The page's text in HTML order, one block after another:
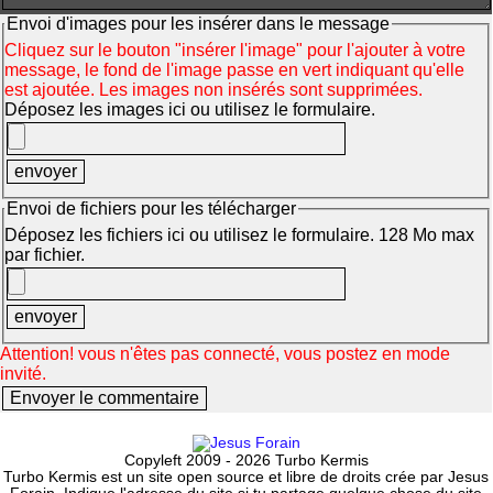
Envoi d'images pour les insérer dans le message
Cliquez sur le bouton "insérer l'image" pour l'ajouter à votre
message, le fond de l'image passe en vert indiquant qu'elle
est ajoutée. Les images non insérés sont supprimées.
Déposez les images ici ou utilisez le formulaire.
Envoi de fichiers pour les télécharger
Déposez les fichiers ici ou utilisez le formulaire. 128 Mo max
par fichier.
Attention! vous n'êtes pas connecté, vous postez en mode
invité.
Copyleft 2009 - 2026 Turbo Kermis
Turbo Kermis est un site open source et libre de droits crée par Jesus